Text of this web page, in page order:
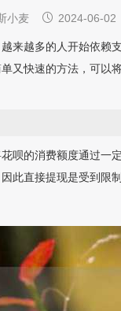
小麦  2024-06-
来越多的人开始依赖
又快速的方法，可以
呗的消费额度通过一
此直接提现是受到限